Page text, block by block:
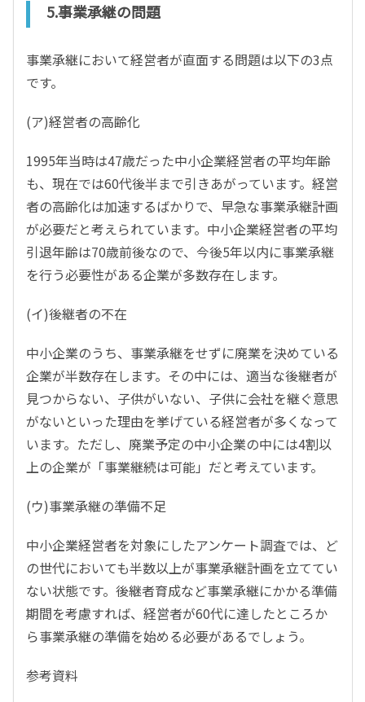
5.事業承継の問題
事業承継において経営者が直面する問題は以下の3点
です。
(ア)経営者の高齢化
1995年当時は47歳だった中小企業経営者の平均年齢
も、現在では60代後半まで引きあがっています。経営
者の高齢化は加速するばかりで、早急な事業承継計画
が必要だと考えられています。中小企業経営者の平均
引退年齢は70歳前後なので、今後5年以内に事業承継
を行う必要性がある企業が多数存在します。
(イ)後継者の不在
中小企業のうち、事業承継をせずに廃業を決めている
企業が半数存在します。その中には、適当な後継者が
見つからない、子供がいない、子供に会社を継ぐ意思
がないといった理由を挙げている経営者が多くなって
います。ただし、廃業予定の中小企業の中には4割以
上の企業が「事業継続は可能」だと考えています。
(ウ)事業承継の準備不足
中小企業経営者を対象にしたアンケート調査では、ど
の世代においても半数以上が事業承継計画を立ててい
ない状態です。後継者育成など事業承継にかかる準備
期間を考慮すれば、経営者が60代に達したところか
ら事業承継の準備を始める必要があるでしょう。
参考資料